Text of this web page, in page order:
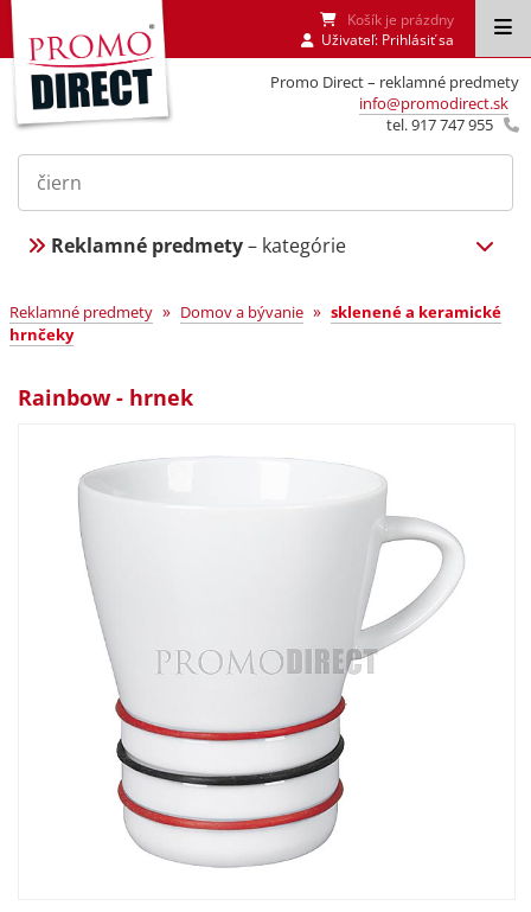
Promo Direct – reklamné predmety
info@promodirect.sk
tel. 917 747 955
Košík je prázdny
Uživateľ: Prihlásiť sa
Reklamné predmety– kategórie
Reklamné predmety » Domov a bývanie » sklenené a keramické
hrnčeky
Rainbow - hrnek